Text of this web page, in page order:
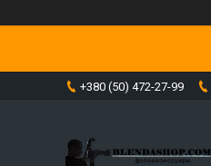
+380 (50) 472-27-99